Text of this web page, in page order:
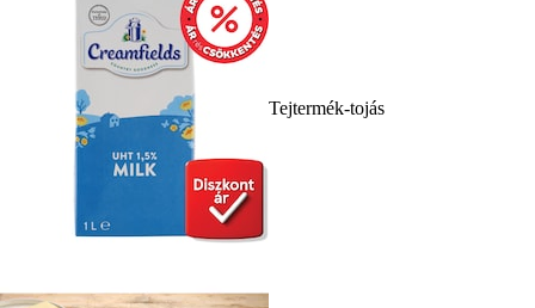
Tejtermék-tojás